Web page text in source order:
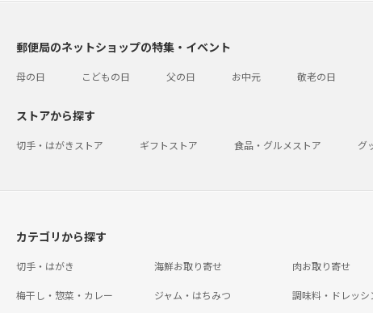
郵便局のネットショップの特集・イベント
母の日 こどもの日 父の日 お中元 敬老の日
ストアから探す
切手・はがきストア ギフトストア 食品・グルメストア グ
カテゴリから探す
切手・はがき 海鮮お取り寄せ 肉お取り寄せ
梅干し・惣菜・カレー ジャム・はちみつ 調味料・ドレッシ